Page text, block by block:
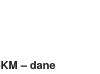
– dane